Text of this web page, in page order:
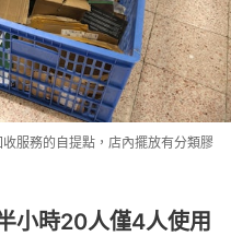
服務的自提點，店內擺放有分類膠
小時20人僅4人使用